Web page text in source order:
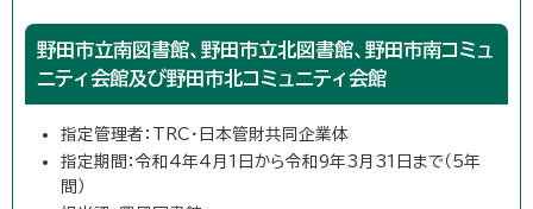
野田市立南図書館、野田市立北図書館、野田市南コミュ
ニティ会館及び野田市北コミュニティ会館
指定管理者：TRC・日本管財共同企業体
指定期間：令和4年4月1日から令和9年3月31日まで（5年
間）